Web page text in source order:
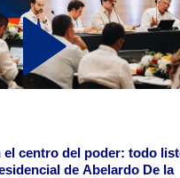
el centro del poder: todo
de Abelardo De la